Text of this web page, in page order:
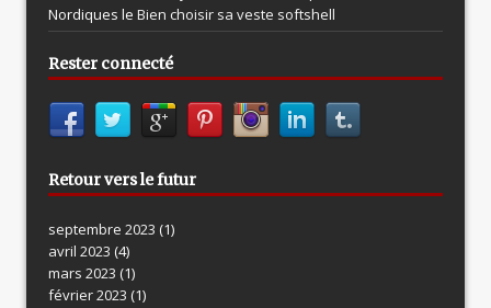
Nordiques le Bien choisir sa veste softshell
Rester connecté
Retour vers le futur
septembre 2023 (1)
avril 2023 (4)
mars 2023 (1)
février 2023 (1)